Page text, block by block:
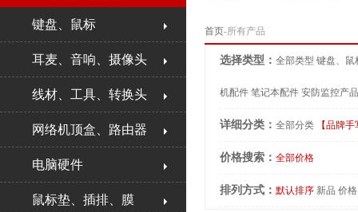
键盘、鼠标
耳麦、音响、摄像头
线材、工具、转换头
网络机顶盒、路由器
电脑硬件
鼠标垫、插排、膜
首页-所有产品
选择类型： 全部类型 键盘、鼠
机配件 笔记本配件 安防监控产品
详细分类： 全部分类 【品牌
价格搜索： 全部价格
排列方式： 默认排序 新品 价